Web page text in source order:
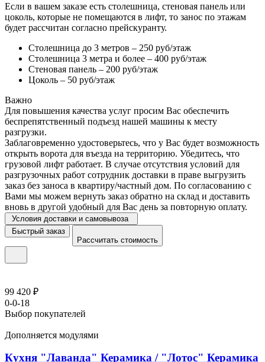
Если в вашем заказе есть столешница, стеновая панель или
цоколь, которые не помещаются в лифт, то занос по этажам
будет рассчитан согласно прейскуранту.
Столешница до 3 метров – 250 руб/этаж
Столешница 3 метра и более – 400 руб/этаж
Стеновая панель – 200 руб/этаж
Цоколь – 50 руб/этаж
Важно
Для повышения качества услуг просим Вас обеспечить
беспрепятственный подъезд нашей машины к месту
разгрузки.
Заблаговременно удостоверьтесь, что у Вас будет возможность
открыть ворота для въезда на территорию. Убедитесь, что
грузовой лифт работает. В случае отсутствия условий для
разгрузочных работ сотрудник доставки в праве выгрузить
заказ без заноса в квартиру/частный дом. По согласованию с
Вами мы можем вернуть заказ обратно на склад и доставить
вновь в другой удобный для Вас день за повторную оплату.
Условия доставки и самовывоза
Быстрый заказ
Рассчитать стоимость
99 420 ₽
0-0-18
Выбор покупателей
Дополняется модулями
Кухня "Лаванда" Керамика / "Лотос" Керамика